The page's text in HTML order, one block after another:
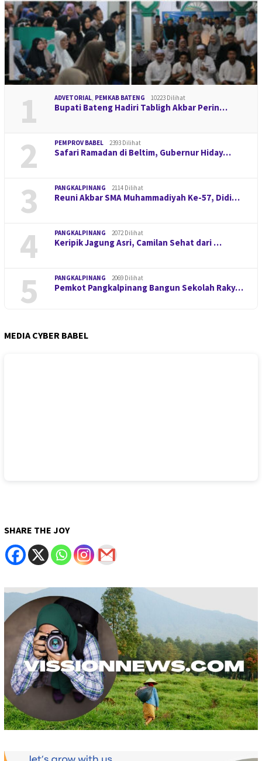
1 ADVETORIAL, PEMKAB BATENG 10223 Dilihat
Bupati Bateng Hadiri Tabligh Akbar Perin…
2 PEMPROV BABEL 2393 Dilihat
Safari Ramadan di Beltim, Gubernur Hiday…
3 PANGKALPINANG 2114 Dilihat
Reuni Akbar SMA Muhammadiyah Ke-57, Didi…
4 PANGKALPINANG 2072 Dilihat
Keripik Jagung Asri, Camilan Sehat dari …
5 PANGKALPINANG 2069 Dilihat
Pemkot Pangkalpinang Bangun Sekolah Raky…
MEDIA CYBER BABEL
SHARE THE JOY